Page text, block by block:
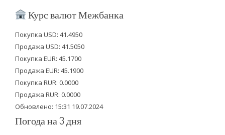
i
t
e
r
c
b
o
o
k
u
u
b
e
Курс валют Межбанка
Покупка USD: 41.4950
Продажа USD: 41.5050
Покупка EUR: 45.1700
Продажа EUR: 45.1900
Покупка RUR: 0.0000
Продажа RUR: 0.0000
Обновлено: 15:31 19.07.2024
Погода на 3 дня